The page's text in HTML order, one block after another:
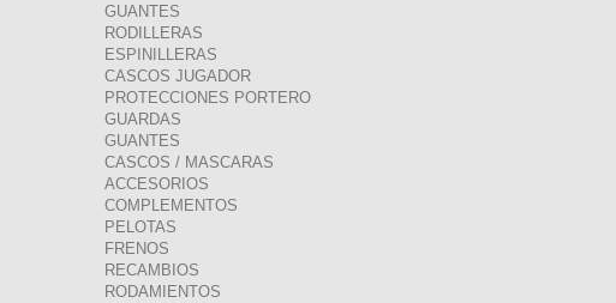
GUANTES
RODILLERAS
ESPINILLERAS
CASCOS JUGADOR
PROTECCIONES PORTERO
GUARDAS
GUANTES
CASCOS / MASCARAS
ACCESORIOS
COMPLEMENTOS
PELOTAS
FRENOS
RECAMBIOS
RODAMIENTOS